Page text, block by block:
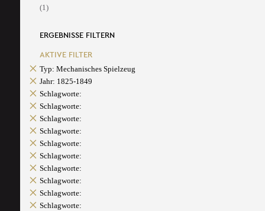
(1)
ERGEBNISSE FILTERN
AKTIVE FILTER
Typ: Mechanisches Spielzeug
Jahr: 1825-1849
Schlagworte:
Schlagworte:
Schlagworte:
Schlagworte:
Schlagworte:
Schlagworte:
Schlagworte:
Schlagworte:
Schlagworte:
Schlagworte: